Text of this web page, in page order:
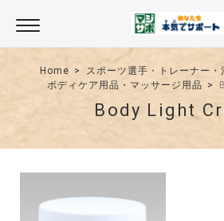
Home
スポーツ選手・トレーナー・
ボディケア用品・マッサージ用品
Body Light